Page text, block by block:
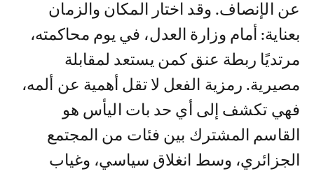
عن الإنصاف. وقد اختار المكان والزمان
بعناية: أمام وزارة العدل، في يوم محاكمته،
مرتديًا ربطة عنق كمن يستعد لمقابلة
مصيرية. رمزية الفعل لا تقل أهمية عن ألمه،
فهي تكشف إلى أي حد بات اليأس هو
القاسم المشترك بين فئات من المجتمع
الجزائري، وسط انغلاق سياسي، وغياب